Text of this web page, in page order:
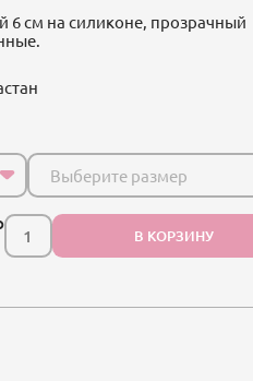
6 см на силиконе, прозрачный
Выберите размер
В КОРЗИНУ